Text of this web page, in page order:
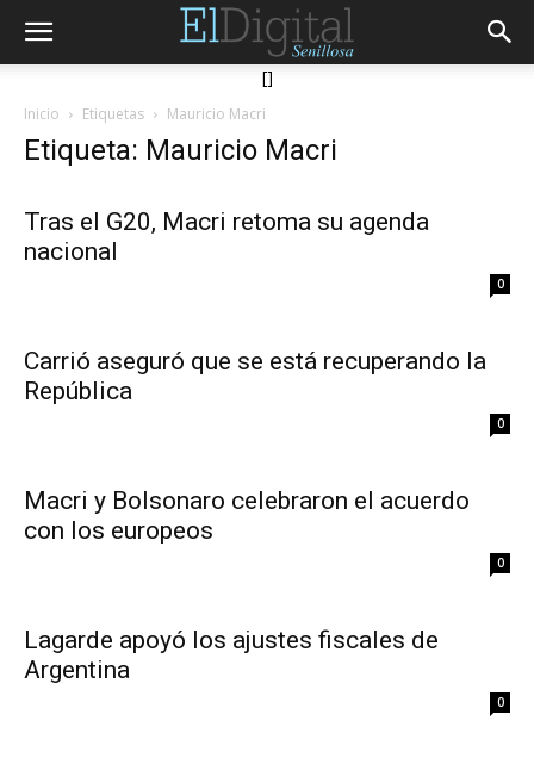
[]
Inicio Etiquetas Mauricio Macri
Etiqueta: Mauricio Macri
Tras el G20, Macri retoma su agenda
nacional
0
Carrió aseguró que se está recuperando la
República
0
Macri y Bolsonaro celebraron el acuerdo
con los europeos
0
Lagarde apoyó los ajustes fiscales de
Argentina
0